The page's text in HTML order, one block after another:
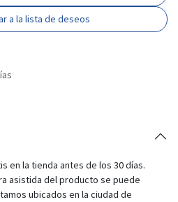
a la lista de deseos
en la tienda antes de los 30 días.
asistida del producto se puede
ubicados en la ciudad de